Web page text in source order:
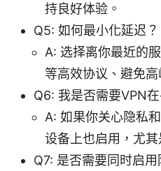
持良好体验。
Q5: 如何最小化延迟？
A: 选择离你最近的
等高效协议、避免
Q6: 我是否需要VPN
A: 如果你关心隐私
设备上也启用，尤
Q7: 是否需要同时启用